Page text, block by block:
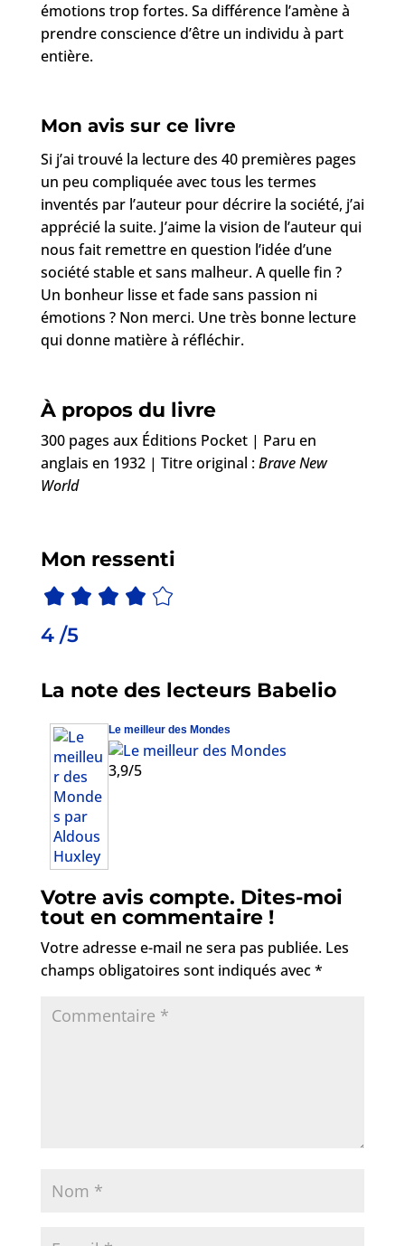
émotions trop fortes. Sa différence l’amène à
prendre conscience d’être un individu à part
entière.
Mon avis sur ce livre
Si j’ai trouvé la lecture des 40 premières pages
un peu compliquée avec tous les termes
inventés par l’auteur pour décrire la société, j’ai
apprécié la suite. J’aime la vision de l’auteur qui
nous fait remettre en question l’idée d’une
société stable et sans malheur. A quelle fin ?
Un bonheur lisse et fade sans passion ni
émotions ? Non merci. Une très bonne lecture
qui donne matière à réfléchir.
À propos du livre
300 pages aux Éditions Pocket | Paru en
anglais en 1932 | Titre original :Brave New
World
Mon ressenti
4 /5
La note des lecteurs Babelio
Le meilleur des Mondes
3,9/5
Votre avis compte. Dites-moi
tout en commentaire !
Votre adresse e-mail ne sera pas publiée. Les
champs obligatoires sont indiqués avec*